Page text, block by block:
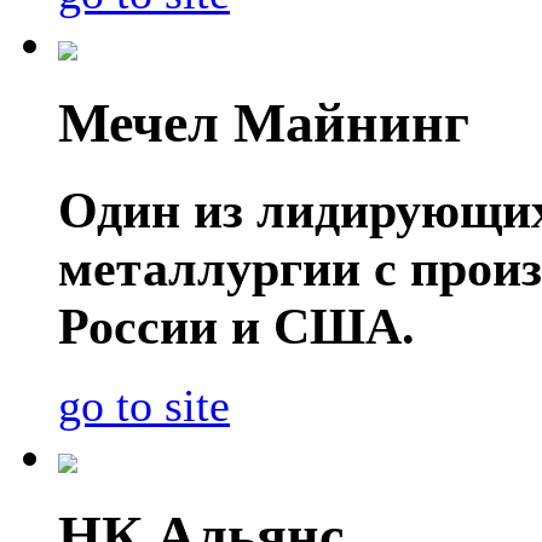
Мечел Майнинг
Один из
металлургии с
России и США.
go to site